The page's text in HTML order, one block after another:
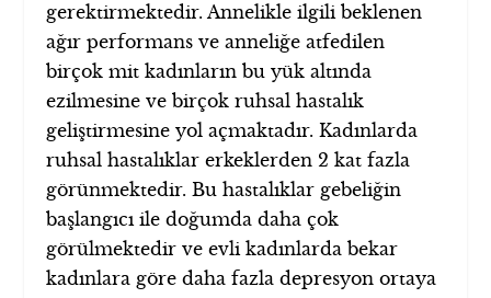
gerektirmektedir. Annelikle ilgili beklenen
ağır performans ve anneliğe atfedilen
birçok mit kadınların bu yük altında
ezilmesine ve birçok ruhsal hastalık
geliştirmesine yol açmaktadır. Kadınlarda
ruhsal hastalıklar erkeklerden 2 kat fazla
görünmektedir. Bu hastalıklar gebeliğin
başlangıcı ile doğumda daha çok
görülmektedir ve evli kadınlarda bekar
kadınlara göre daha fazla depresyon ortaya